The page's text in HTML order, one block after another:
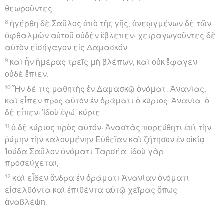
θεωροῦντες.
8 ἠγέρθη δὲ Σαῦλος ἀπὸ τῆς γῆς, ἀνεῳγμένων δὲ τῶν
ὀφθαλμῶν αὐτοῦ οὐδὲν ἔβλεπεν· χειραγωγοῦντες δὲ
αὐτὸν εἰσήγαγον εἰς Δαμασκόν.
9 καὶ ἦν ἡμέρας τρεῖς μὴ βλέπων, καὶ οὐκ ἔφαγεν
οὐδὲ ἔπιεν.
10 Ἦν δέ τις μαθητὴς ἐν Δαμασκῷ ὀνόματι Ἁνανίας,
καὶ εἶπεν πρὸς αὐτὸν ἐν ὁράματι ὁ κύριος· Ἁνανία. ὁ
δὲ εἶπεν· Ἰδοὺ ἐγώ, κύριε.
11 ὁ δὲ κύριος πρὸς αὐτόν· Ἀναστὰς πορεύθητι ἐπὶ τὴν
ῥύμην τὴν καλουμένην Εὐθεῖαν καὶ ζήτησον ἐν οἰκίᾳ
Ἰούδα Σαῦλον ὀνόματι Ταρσέα, ἰδοὺ γὰρ
προσεύχεται,
12 καὶ εἶδεν ἄνδρα ἐν ὁράματι Ἁνανίαν ὀνόματι
εἰσελθόντα καὶ ἐπιθέντα αὐτῷ χεῖρας ὅπως
ἀναβλέψῃ.